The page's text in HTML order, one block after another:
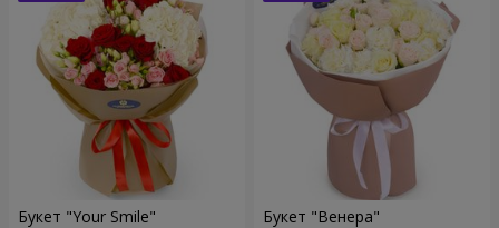
Букет "Your Smile" Букет "Венера"